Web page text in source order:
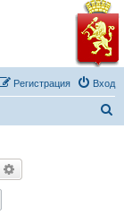
Вход
Регистрация